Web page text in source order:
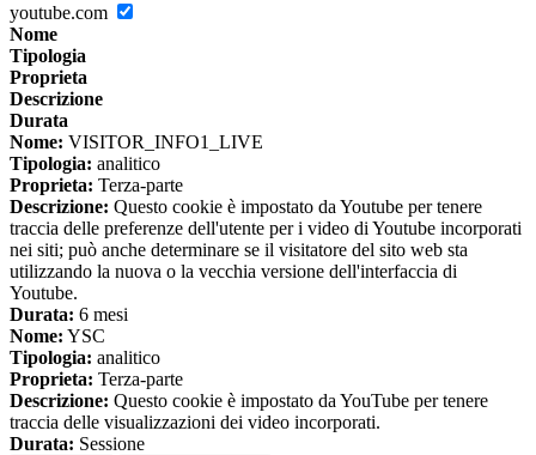
youtube.com
Nome
Tipologia
Proprieta
Descrizione
Durata
Nome: VISITOR_INFO1_LIVE
Tipologia: analitico
Proprieta: Terza-parte
Descrizione: Questo cookie è impostato da Youtube per tenere
traccia delle preferenze dell'utente per i video di Youtube incorporati
nei siti; può anche determinare se il visitatore del sito web sta
utilizzando la nuova o la vecchia versione dell'interfaccia di
Youtube.
Durata: 6 mesi
Nome: YSC
Tipologia: analitico
Proprieta: Terza-parte
Descrizione: Questo cookie è impostato da YouTube per tenere
traccia delle visualizzazioni dei video incorporati.
Durata: Sessione